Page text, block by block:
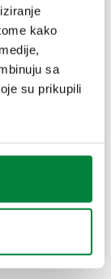
kako
sa
su prikupili